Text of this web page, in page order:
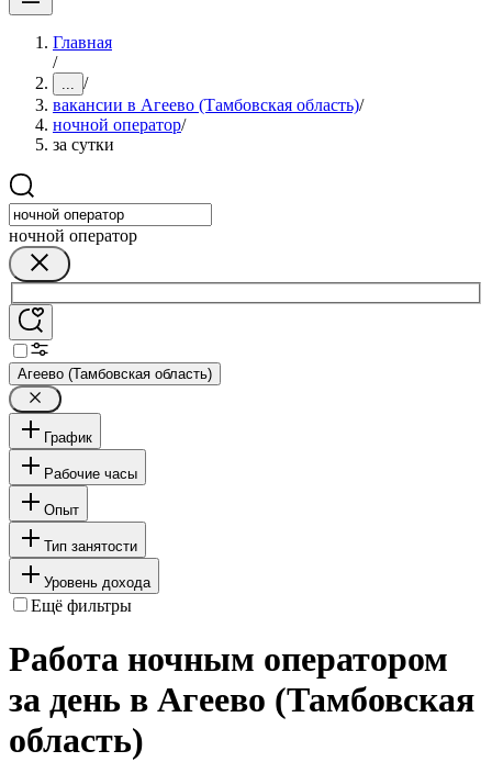
Главная
/
... /
вакансии в Агеево (Тамбовская область)/
ночной оператор/
за сутки
ночной оператор
Агеево (Тамбовская область)
График
Рабочие часы
Опыт
Тип занятости
Уровень дохода
Ещё фильтры
Работа ночным оператором
за день в Агеево (Тамбовская
область)